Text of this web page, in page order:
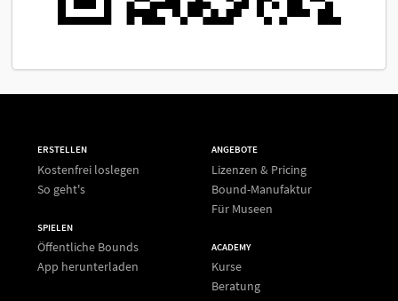
ERSTELLEN
Kostenfrei loslegen
So geht's
SPIELEN
Öffentliche Bounds
App herunterladen
ANGEBOTE
Lizenzen & Pricing
Bound-Manufaktur
Für Museen
ACADEMY
Kurse
Beratung